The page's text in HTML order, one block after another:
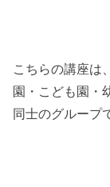
こちらの講座は
園・こども園・
同士のグループ